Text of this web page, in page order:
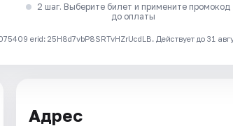
2 шаг. Выберите билет и примените промокод
до оплаты
erid: 25H8d7vbP8SRTvHZrUcdLB. Действует до 31
Адрес